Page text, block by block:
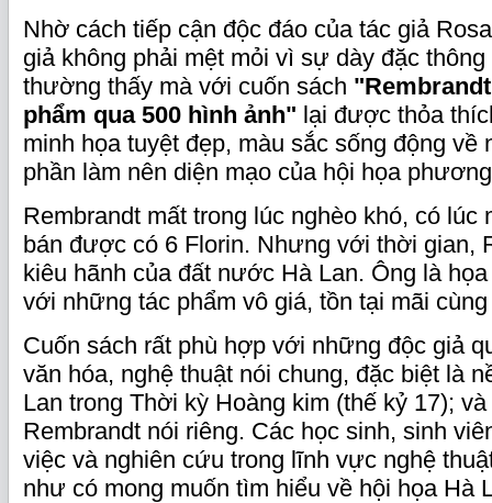
Nhờ cách tiếp cận độc đáo của tác giả
giả không phải mệt mỏi vì sự dày đặc
thường thấy mà với cuốn sách
phẩm qua 500 hình ảnh" lại được thỏa
minh họa tuyệt đẹp, màu sắc sống động
phần làm nên diện mạo của hội họa
Rembrandt mất trong lúc nghèo khó, có lúc
bán được có 6 Florin. Nhưng với thời gian,
kiêu hãnh của đất nước Hà Lan. Ông là
với những tác phẩm vô giá, tồn tại mãi
Cuốn sách rất phù hợp với những độc giả
văn hóa, nghệ thuật nói chung, đặc biệt là
Lan trong Thời kỳ Hoàng kim (thế kỷ 17);
Rembrandt nói riêng. Các học sinh, sinh
việc và nghiên cứu trong lĩnh vực nghệ
như có mong muốn tìm hiểu về hội họa Hà